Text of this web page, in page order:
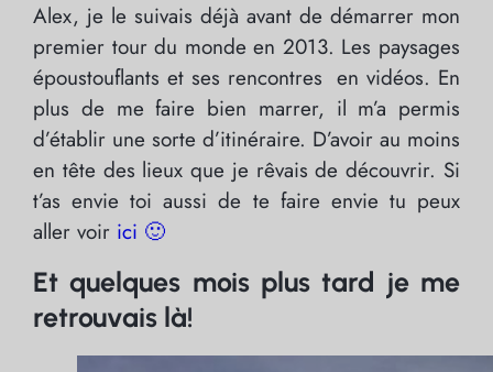
Alex, je le suivais déjà avant de démarrer mon
premier tour du monde en 2013. Les paysages
époustouflants et ses rencontres en vidéos. En
plus de me faire bien marrer, il m’a permis
d’établir une sorte d’itinéraire. D’avoir au moins
en tête des lieux que je rêvais de découvrir. Si
t’as envie toi aussi de te faire envie tu peux
aller voir ici 🙂
Et quelques mois plus tard je me
retrouvais là!